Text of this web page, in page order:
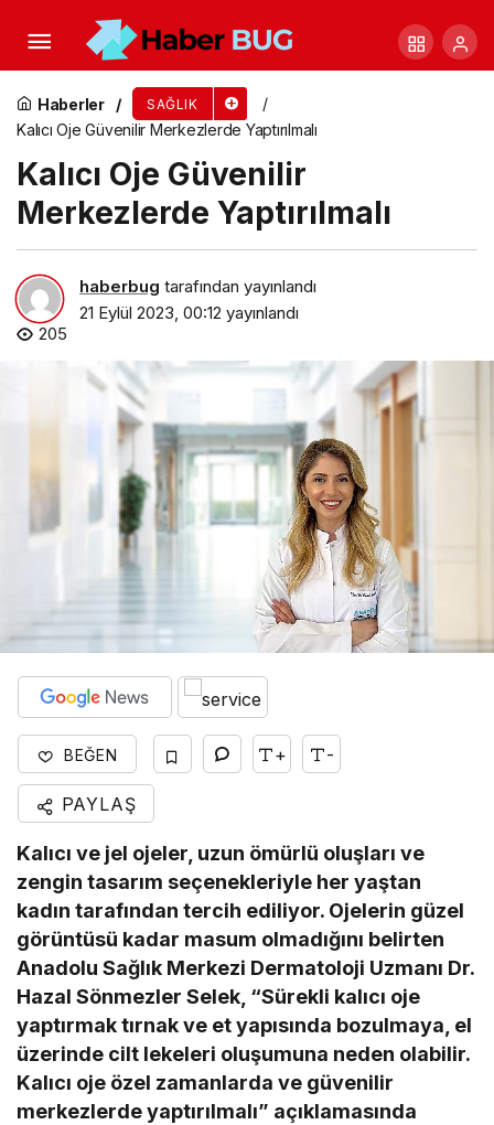
Haberler SAĞLIK
Kalıcı Oje Güvenilir Merkezlerde Yaptırılmalı
Kalıcı Oje Güvenilir
Merkezlerde Yaptırılmalı
haberbug tarafından yayınlandı
21 Eylül 2023, 00:12 yayınlandı
205
BEĞEN + -
PAYLAŞ
Kalıcı ve jel ojeler, uzun ömürlü oluşları ve
zengin tasarım seçenekleriyle her yaştan
kadın tarafından tercih ediliyor. Ojelerin güzel
görüntüsü kadar masum olmadığını belirten
Anadolu Sağlık Merkezi Dermatoloji Uzmanı Dr.
Hazal Sönmezler Selek, “Sürekli kalıcı oje
yaptırmak tırnak ve et yapısında bozulmaya, el
üzerinde cilt lekeleri oluşumuna neden olabilir.
Kalıcı oje özel zamanlarda ve güvenilir
merkezlerde yaptırılmalı” açıklamasında
Bilgisayar Karşısında ‘1 Saniyelik’ Farkındalık